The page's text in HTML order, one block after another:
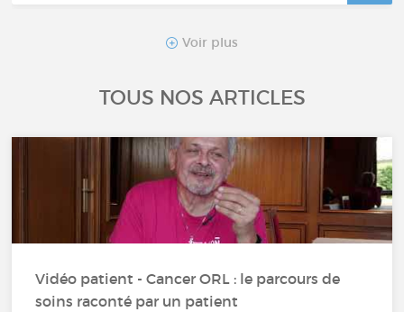
Cancer du pancréas
Myélome multiple
Tumeur neuroendocrine
Cancer de la peau
Lymphome non hodgkinien
Voir plus
TOUS NOS ARTICLES
Vidéo patient - Cancer ORL : le parcours de
soins raconté par un patient